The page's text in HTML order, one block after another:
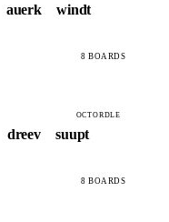
auerk
windt
8 BOARDS
OCTORDLE
dreev
suupt
8 BOARDS